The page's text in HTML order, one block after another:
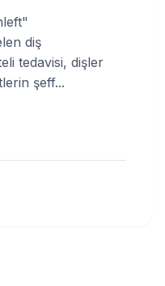
diş
tedavisi, dişler
şeff...